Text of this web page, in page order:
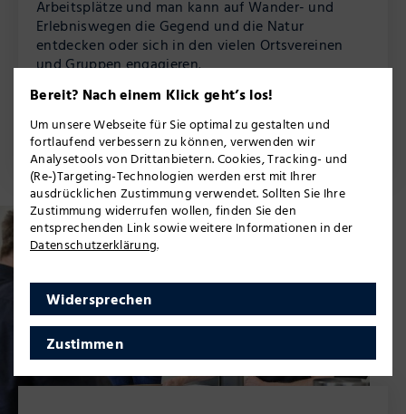
Bereit? Nach einem Klick geht’s los!
Um unsere Webseite für Sie optimal zu gestalten und
fortlaufend verbessern zu können, verwenden wir
Analysetools von Drittanbietern. Cookies, Tracking- und
(Re‑)Targeting-Technologien werden erst mit Ihrer
ausdrücklichen Zustimmung verwendet. Sollten Sie Ihre
Zustimmung widerrufen wollen, finden Sie den
entsprechenden Link sowie weitere Informationen in der
Datenschutzerklärung.
Widersprechen
Zustimmen
Arbeitsplätze und man kann auf Wander- und
Erlebniswegen die Gegend und die Natur
entdecken oder sich in den vielen Ortsvereinen
und Gruppen engagieren.
Das nahe Dreiländereck verknüpft Hessen,
miteinander und bietet viele Chancen für Pendler.